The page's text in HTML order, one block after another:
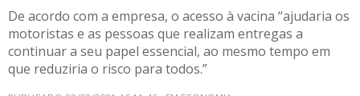
De acordo com a empresa, o acesso à vacina “ajudaria os
motoristas e as pessoas que realizam entregas a
continuar a seu papel essencial, ao mesmo tempo em
que reduziria o risco para todos.”